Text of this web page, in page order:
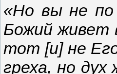
«Но вы не по
Божий живет
тот [и] не
греха, но